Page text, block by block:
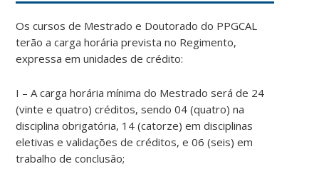
Os cursos de Mestrado e Doutorado do PPGCAL
terão a carga horária prevista no Regimento,
expressa em unidades de crédito:
I – A carga horária mínima do Mestrado será de 24
(vinte e quatro) créditos, sendo 04 (quatro) na
disciplina obrigatória, 14 (catorze) em disciplinas
eletivas e validações de créditos, e 06 (seis) em
trabalho de conclusão;